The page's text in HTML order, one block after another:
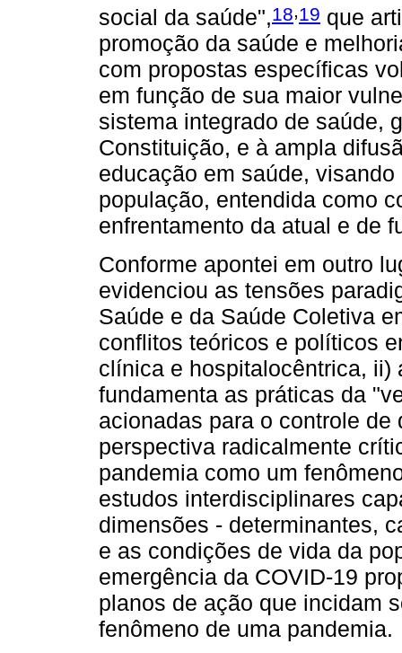
social da saúde",18 19 que
promoção da saúde e
com propostas específicas
em função de sua maior
sistema integrado de saúde,
Constituição, e à ampla
educação em saúde,
população, entendida como
enfrentamento da atual e de
Conforme apontei em outro
evidenciou as tensões
Saúde e da Saúde Coletiva
conflitos teóricos e políticos
clínica e hospitalocêntrica, ii)
fundamenta as práticas da
acionadas para o controle
perspectiva radicalmente
pandemia como um
estudos interdisciplinares
dimensões - determinantes,
e as condições de vida da
emergência da COVID-19
planos de ação que incidam
fenômeno de uma pandemia.